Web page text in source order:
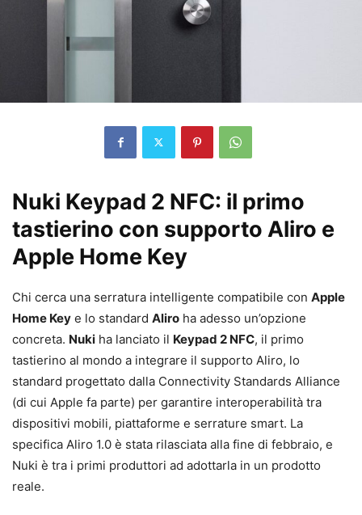
Nuki Keypad 2 NFC: il primo
tastierino con supporto Aliro e
Apple Home Key
Chi cerca una serratura intelligente compatibile con Apple
Home Key e lo standard Aliro ha adesso un’opzione
concreta. Nuki ha lanciato il Keypad 2 NFC, il primo
tastierino al mondo a integrare il supporto Aliro, lo
standard progettato dalla Connectivity Standards Alliance
(di cui Apple fa parte) per garantire interoperabilità tra
dispositivi mobili, piattaforme e serrature smart. La
specifica Aliro 1.0 è stata rilasciata alla fine di febbraio, e
Nuki è tra i primi produttori ad adottarla in un prodotto
reale.